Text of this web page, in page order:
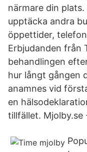
närmare din
upptäcka andra
öppettider,
Erbjudanden från
behandlingen
hur långt gången
anamnes vid
en
tillfället. Mjolby.se